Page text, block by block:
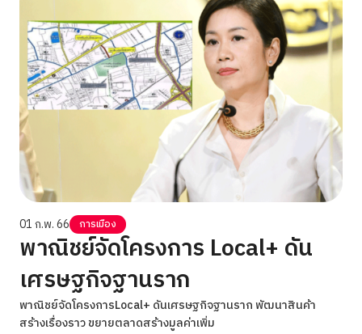
01 ก.พ. 66 การเมือง
พาณิชย์จัดโครงการ Local+ ดัน
เศรษฐกิจฐานราก
พาณิชย์จัดโครงการLocal+ ดันเศรษฐกิจฐานราก พัฒนาสินค้า
สร้างเรื่องราว ขยายตลาดสร้างมูลค่าเพิ่ม